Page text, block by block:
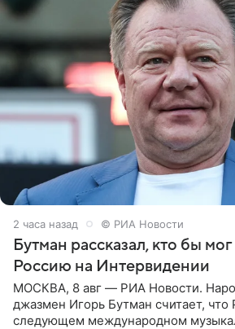
2 часа назад © РИА Новости
Бутман рассказал, кто бы
Россию на Интервидении
МОСКВА, 8 авг — РИА Новости.
джазмен Игорь Бутман считает, что
следующем международном